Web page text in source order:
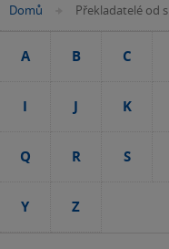
Nacházíte
zde:
Domů »Překladatelé od s
A B C
I J K
Q R S
Y Z